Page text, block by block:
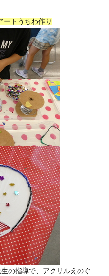
ートうちわ作り
の指導で、アクリルえのぐ